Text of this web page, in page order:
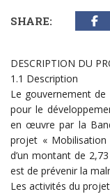
SHARE:
DESCRIPTION DU
1.1 Description
Le gouvernement
pour le
en œuvre par la
projet «
d’un montant de
est de prévenir la
Les activités du